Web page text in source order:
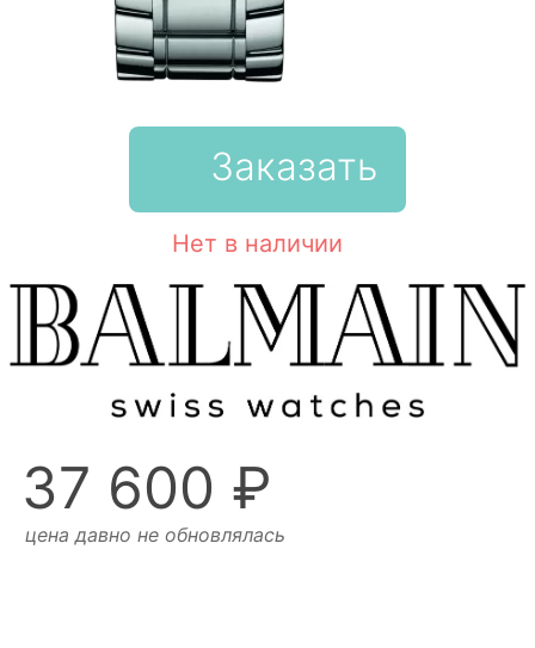
Заказать
Нет в наличии
37 600 ₽
цена давно не обновлялась